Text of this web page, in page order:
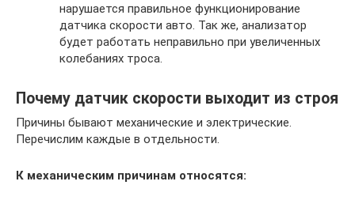
нарушается правильное функционирование
датчика скорости авто. Так же, анализатор
будет работать неправильно при увеличенных
колебаниях троса.
Почему датчик скорости выходит из строя
Причины бывают механические и электрические.
Перечислим каждые в отдельности.
К механическим причинам относятся: